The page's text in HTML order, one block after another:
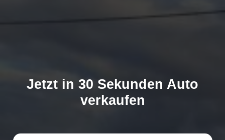
Jetzt in 30 Sekunden Auto
verkaufen